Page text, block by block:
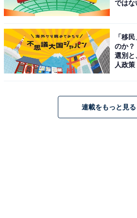
アクセス・料金・宿泊情報は？
アクセス
所在地：〒843-0301 佐賀県嬉野市
交通手段：福岡空港より車で約1時
ではな
「移
のか？
選別と
人政策
連載をもっと見る